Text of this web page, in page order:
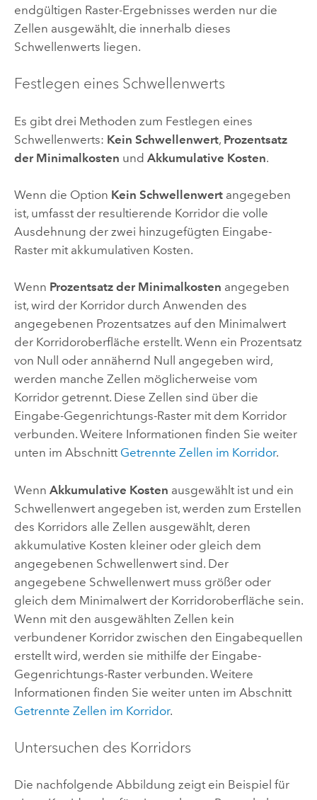
endgültigen Raster-Ergebnisses werden nur die
Zellen ausgewählt, die innerhalb dieses
Schwellenwerts liegen.
Festlegen eines Schwellenwerts
Es gibt drei Methoden zum Festlegen eines
Schwellenwerts: Kein Schwellenwert, Prozentsatz
der Minimalkosten und Akkumulative Kosten.
Wenn die Option Kein Schwellenwertangegeben
ist, umfasst der resultierende Korridor die volle
Ausdehnung der zwei hinzugefügten Eingabe-
Raster mit akkumulativen Kosten.
Wenn Prozentsatz der Minimalkosten angegeben
ist, wird der Korridor durch Anwenden des
angegebenen Prozentsatzes auf den Minimalwert
der Korridoroberfläche erstellt. Wenn ein Prozentsatz
von Null oder annähernd Null angegeben wird,
werden manche Zellen möglicherweise vom
Korridor getrennt. Diese Zellen sind über die
Eingabe-Gegenrichtungs-Raster mit dem Korridor
verbunden. Weitere Informationen finden Sie weiter
unten im Abschnitt Getrennte Zellen im Korridor.
Wenn Akkumulative Kosten ausgewählt ist und ein
Schwellenwert angegeben ist, werden zum Erstellen
des Korridors alle Zellen ausgewählt, deren
akkumulative Kosten kleiner oder gleich dem
angegebenen Schwellenwert sind. Der
angegebene Schwellenwert muss größer oder
gleich dem Minimalwert der Korridoroberfläche sein.
Wenn mit den ausgewählten Zellen kein
verbundener Korridor zwischen den Eingabequellen
erstellt wird, werden sie mithilfe der Eingabe-
Gegenrichtungs-Raster verbunden. Weitere
Informationen finden Sie weiter unten im Abschnitt
Getrennte Zellen im Korridor.
Untersuchen des Korridors
Die nachfolgende Abbildung zeigt ein Beispiel für